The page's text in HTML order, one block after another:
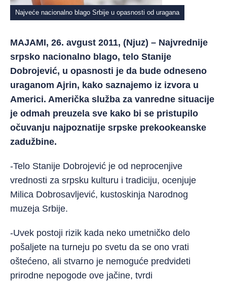
Najveće nacionalno blago Srbije u opasnosti od uragana
MAJAMI, 26. avgust 2011, (Njuz) – Najvrednije
srpsko nacionalno blago, telo Stanije
Dobrojević, u opasnosti je da bude odneseno
uraganom Ajrin, kako saznajemo iz izvora u
Americi. Američka služba za vanredne situacije
je odmah preuzela sve kako bi se pristupilo
očuvanju najpoznatije srpske prekookeanske
zadužbine.
-Telo Stanije Dobrojević je od neprocenjive
vrednosti za srpsku kulturu i tradiciju, ocenjuje
Milica Dobrosavljević, kustoskinja Narodnog
muzeja Srbije.
-Uvek postoji rizik kada neko umetničko delo
pošaljete na turneju po svetu da se ono vrati
oštećeno, ali stvarno je nemoguće predvideti
prirodne nepogode ove jačine, tvrdi